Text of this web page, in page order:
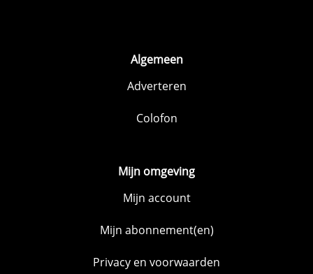
Algemeen
Adverteren
Colofon
Mijn omgeving
Mijn account
Mijn abonnement(en)
Privacy en voorwaarden